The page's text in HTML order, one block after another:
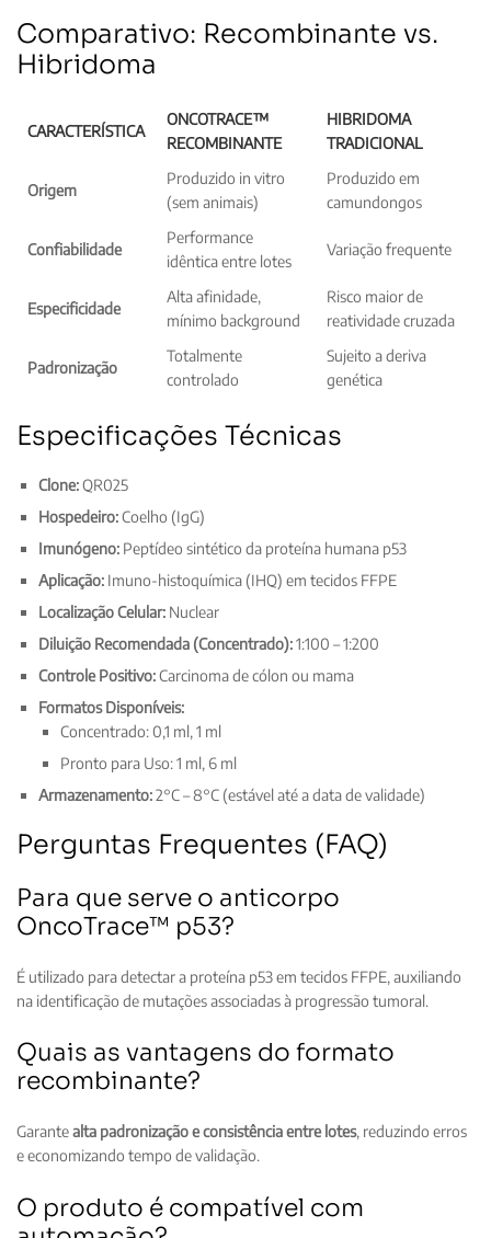
Comparativo: Recombinante vs.
Hibridoma
CARACTERÍSTICA
ONCOTRACE™
RECOMBINANTE
HIBRIDOMA
TRADICIONAL
Origem
Produzido in vitro
(sem animais)
Produzido em
camundongos
Confiabilidade
Performance
idêntica entre lotes
Variação frequente
Especificidade
Alta afinidade,
mínimo background
Risco maior de
reatividade cruzada
Padronização
Totalmente
controlado
Sujeito a deriva
genética
Especificações Técnicas
Clone:QR025
Hospedeiro:Coelho (IgG)
Imunógeno: Peptídeo sintético da proteína humana p53
Aplicação: Imuno-histoquímica (IHQ) em tecidos FFPE
Localização Celular: Nuclear
Diluição Recomendada (Concentrado):1:100 – 1:200
Controle Positivo:Carcinoma de cólon ou mama
Formatos Disponíveis:
Concentrado: 0,1 ml, 1 ml
Pronto para Uso: 1 ml, 6 ml
Armazenamento:2°C – 8°C (estável até a data de validade)
Perguntas Frequentes (FAQ)
Para que serve o anticorpo
OncoTrace™ p53?
É utilizado para detectar a proteína p53 em tecidos FFPE, auxiliando
na identificação de mutações associadas à progressão tumoral.
Quais as vantagens do formato
recombinante?
Garantealta padronização e consistência entre lotes, reduzindo erros
e economizando tempo de validação.
O produto é compatível com